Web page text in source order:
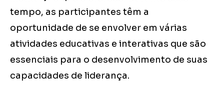
tempo, as participantes têm a
oportunidade de se envolver em várias
atividades educativas e interativas que são
essenciais para o desenvolvimento de suas
capacidades de liderança.